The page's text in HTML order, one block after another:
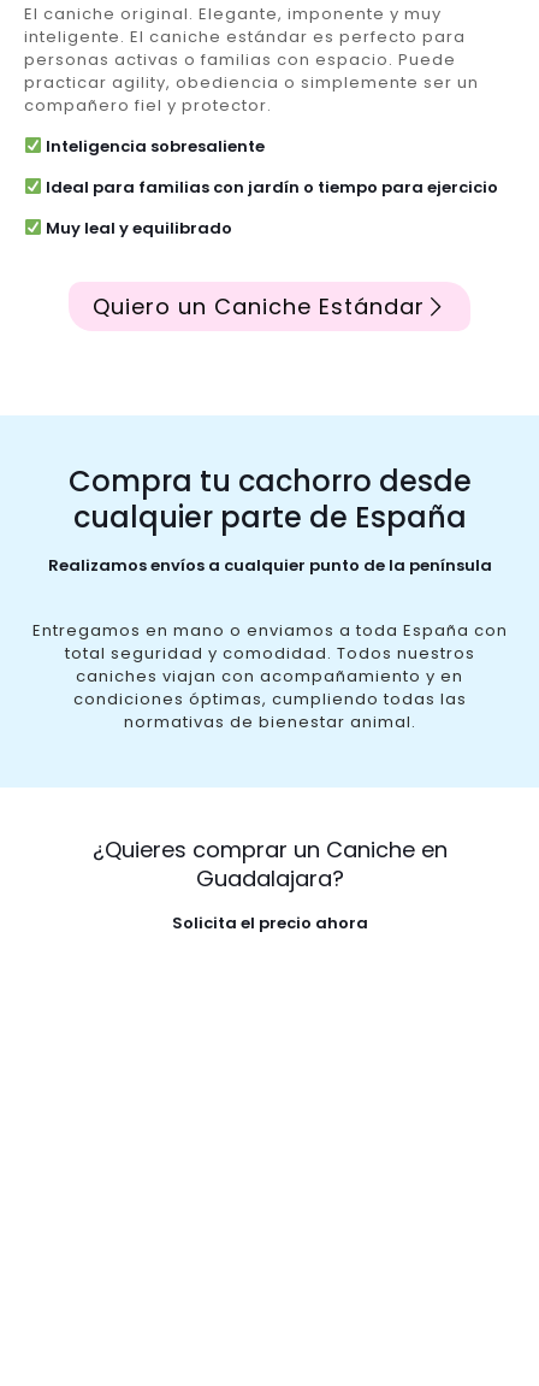
El caniche original. Elegante, imponente y muy
inteligente. El caniche estándar es perfecto para
personas activas o familias con espacio. Puede
practicar agility, obediencia o simplemente ser un
compañero fiel y protector.
Inteligencia sobresaliente
Ideal para familias con jardín o tiempo para ejercicio
Muy leal y equilibrado
Quiero un Caniche Estándar
Compra tu cachorro desde
cualquier parte de España
Realizamos envíos a cualquier punto de la península
Entregamos en mano o enviamos a toda España con
total seguridad y comodidad. Todos nuestros
caniches viajan con acompañamiento y en
condiciones óptimas, cumpliendo todas las
normativas de bienestar animal.
¿Quieres comprar un Caniche en
Guadalajara?
Solicita el precio ahora